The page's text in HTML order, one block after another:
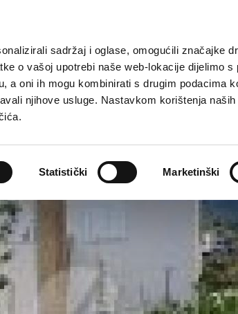
sadržaj i oglase, omogućili značajke
o vašoj upotrebi naše web-lokacije dijelimo s
a oni ih mogu kombinirati s drugim podacima
njihove usluge. Nastavkom korištenja
Statistički Marketinški